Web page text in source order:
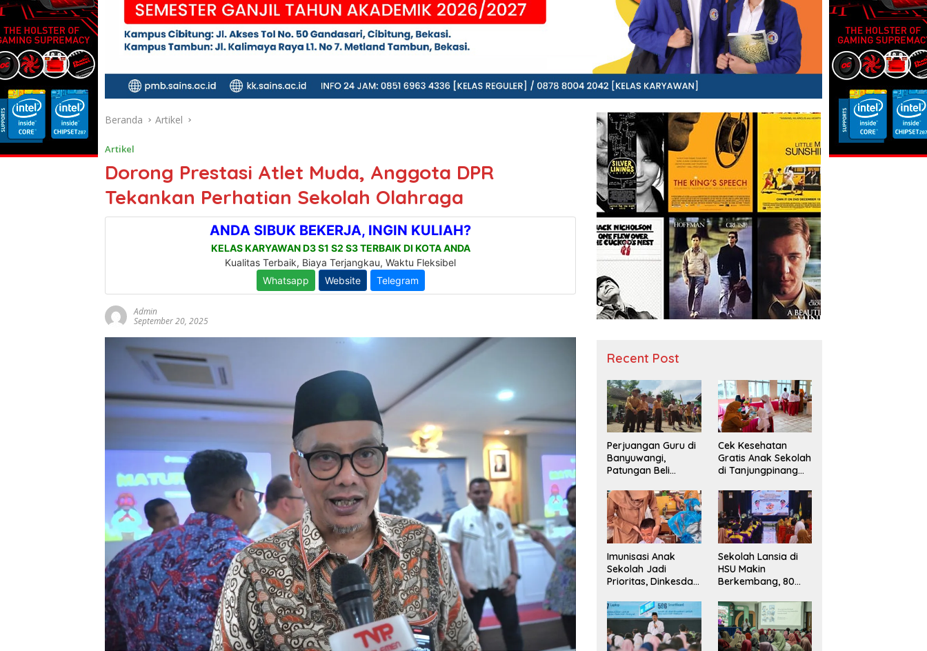
Beranda Artikel
Artikel
Dorong Prestasi Atlet Muda, Anggota DPR
Tekankan Perhatian Sekolah Olahraga
Admin
September 20, 2025
Recent Post
Perjuangan Guru di
Banyuwangi,
Patungan Beli
Menarik Minat Siswa
ke SD Negeri
Cek Kesehatan
Gratis Anak Sekolah
di Tanjungpinang
Siswa
Imunisasi Anak
Sekolah Jadi
Prioritas, Dinkesda
Monitoring BIAS
2026
Sekolah Lansia di
HSU Makin
Berkembang, 80
Wisuda Tahun Ini